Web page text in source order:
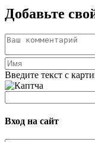
Добавьте
Введите текст с
Вход на сайт